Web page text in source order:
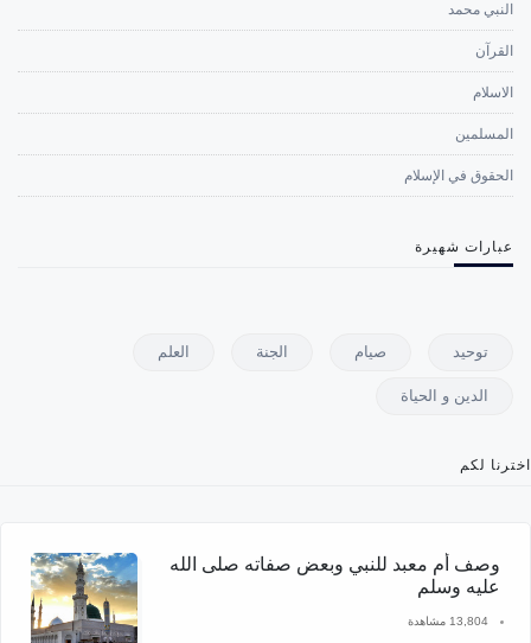
النبي محمد
القرآن
الاسلام
المسلمين
الحقوق في الإسلام
عبارات شهيرة
توحيد صيام الجنة العلم
الدين و الحياة
اخترنا لكم
وصف أم معبد للنبي وبعض صفاته صلى الله
عليه وسلم
13,804 مشاهدة